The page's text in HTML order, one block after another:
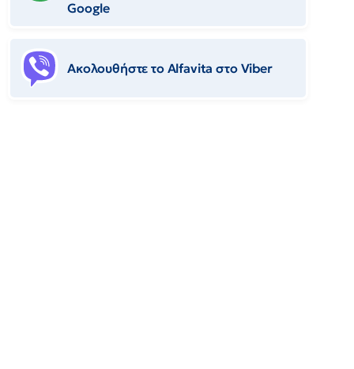
Google
Ακολουθήστε το Αlfavita στο Viber